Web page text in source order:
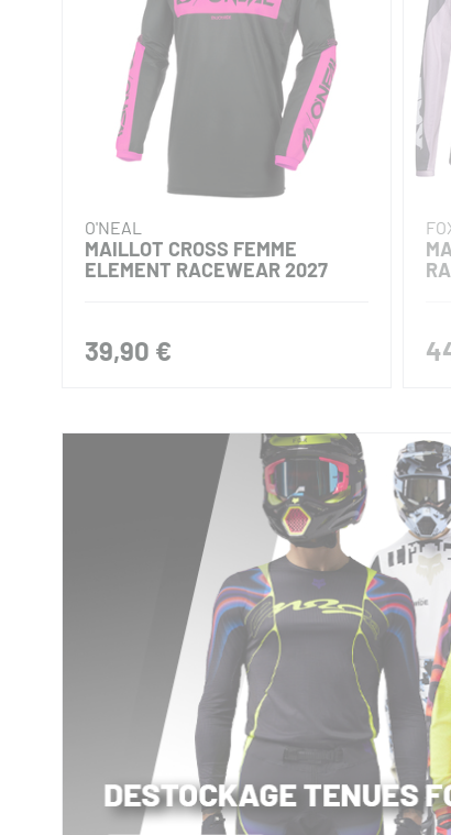
O'NEAL
MAILLOT CROSS FEMME
ELEMENT RACEWEAR 2027
39,90 €